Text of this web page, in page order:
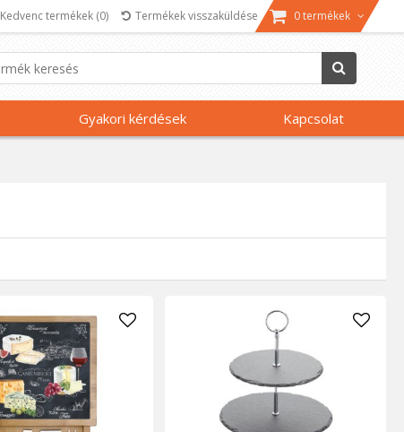
Kedvenc termékek (0) Termékek visszaküldése 0 termékek
Gyakori kérdések Kapcsolat